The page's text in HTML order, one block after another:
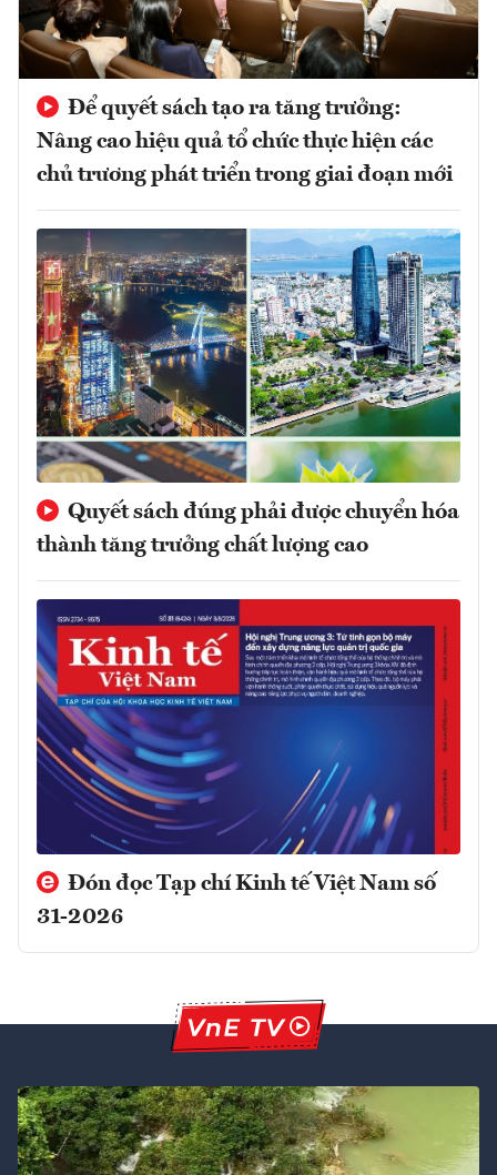
Để quyết sách tạo ra tăng trưởng:
Nâng cao hiệu quả tổ chức thực hiện các
chủ trương phát triển trong giai đoạn mới
Quyết sách đúng phải được chuyển hóa
thành tăng trưởng chất lượng cao
Đón đọc Tạp chí Kinh tế Việt Nam số
31-2026